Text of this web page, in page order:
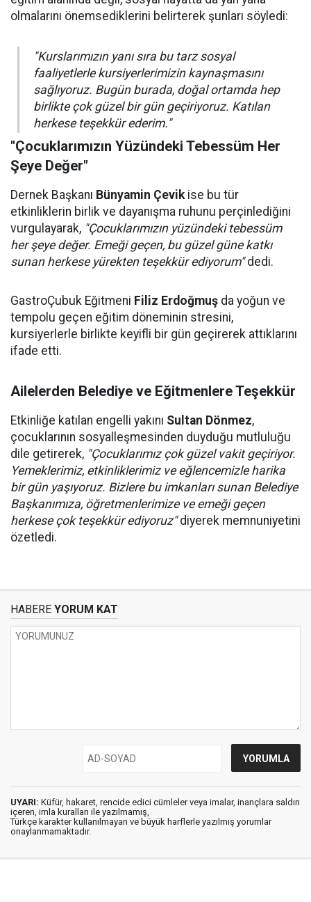
olmalarını önemsediklerini belirterek şunları söyledi:
"Kurslarımızın yanı sıra bu tarz sosyal
faaliyetlerle kursiyerlerimizin kaynaşmasını
sağlıyoruz. Bugün burada, doğal ortamda hep
birlikte çok güzel bir gün geçiriyoruz. Katılan
herkese teşekkür ederim."
"Çocuklarımızın Yüzündeki Tebessüm Her
Şeye Değer"
Dernek Başkanı Bünyamin Çevikise bu tür
etkinliklerin birlik ve dayanışma ruhunu perçinlediğini
vurgulayarak, "Çocuklarımızın yüzündeki tebessüm
her şeye değer. Emeği geçen, bu güzel güne katkı
sunan herkese yürekten teşekkür ediyorum"dedi.
GastroÇubuk Eğitmeni Filiz Erdoğmuş da yoğun ve
tempolu geçen eğitim döneminin stresini,
kursiyerlerle birlikte keyifli bir gün geçirerek attıklarını
ifade etti.
Ailelerden Belediye ve Eğitmenlere Teşekkür
Etkinliğe katılan engelli yakını Sultan Dönmez,
çocuklarının sosyalleşmesinden duyduğu mutluluğu
dile getirerek, "Çocuklarımız çok güzel vakit geçiriyor.
Yemeklerimiz, etkinliklerimiz ve eğlencemizle harika
bir gün yaşıyoruz. Bizlere bu imkanları sunan Belediye
Başkanımıza, öğretmenlerimize ve emeği geçen
herkese çok teşekkür ediyoruz"diyerek memnuniyetini
özetledi.
HABERE YORUM KAT
UYARI: Küfür, hakaret, rencide edici cümleler veya imalar, inançlara saldırı
içeren, imla kuralları ile yazılmamış,
Türkçe karakter kullanılmayan ve büyük harflerle yazılmış yorumlar
onaylanmamaktadır.